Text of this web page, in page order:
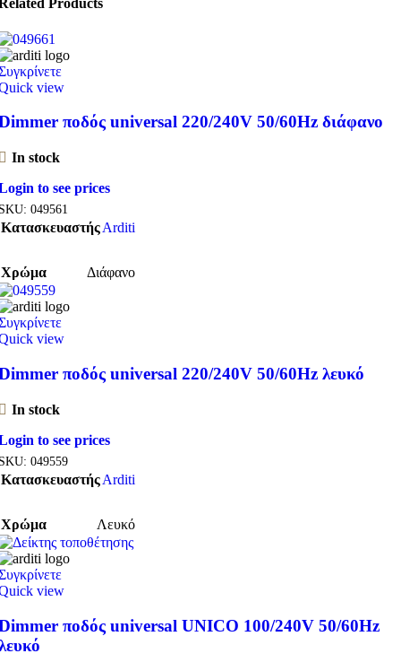
Products
view
ποδός universal 220/240V 50/60Hz διάφανο
In stock
to see prices
049561
ΚατασκευαστήςArditi
Χρώμα Διάφανο
view
ποδός universal 220/240V 50/60Hz λευκό
In stock
to see prices
049559
ΚατασκευαστήςArditi
Χρώμα Λευκό
view
ποδός universal UNICO 100/240V 50/60Hz